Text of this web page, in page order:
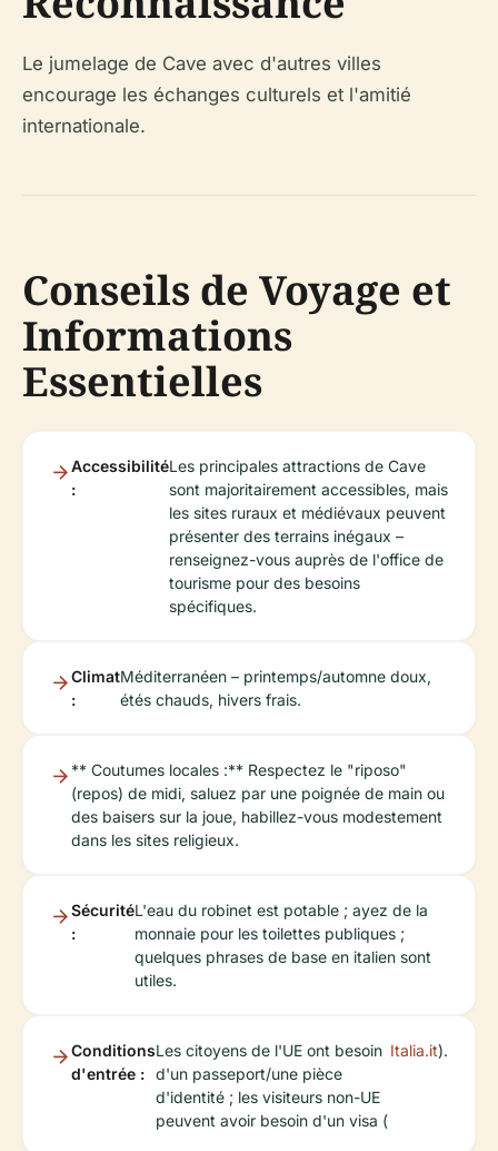
Le jumelage de Cave avec d'autres villes
encourage les échanges culturels et l'amitié
internationale.
Conseils de Voyage et
Informations
Essentielles
Accessibilité
:
Les principales attractions de Cave
sont majoritairement accessibles, mais
les sites ruraux et médiévaux peuvent
présenter des terrains inégaux –
renseignez-vous auprès de l'office de
tourisme pour des besoins
spécifiques.
Climat
:
Méditerranéen – printemps/automne doux,
étés chauds, hivers frais.
** Coutumes locales :** Respectez le "riposo"
(repos) de midi, saluez par une poignée de main ou
des baisers sur la joue, habillez-vous modestement
dans les sites religieux.
Sécurité
:
L'eau du robinet est potable ; ayez de la
monnaie pour les toilettes publiques ;
quelques phrases de base en italien sont
utiles.
Conditions
d'entrée :
Les citoyens de l'UE ont besoin
d'un passeport/une pièce
d'identité ; les visiteurs non-UE
peuvent avoir besoin d'un visa (
Italia.it).